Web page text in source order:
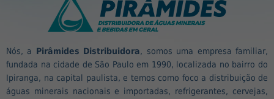
Nós, a Pirâmides Distribuidora, somos uma empresa familiar,
fundada na cidade de São Paulo em 1990, localizada no bairro do
Ipiranga, na capital paulista, e temos como foco a distribuição de
águas minerais nacionais e importadas, refrigerantes, cervejas,